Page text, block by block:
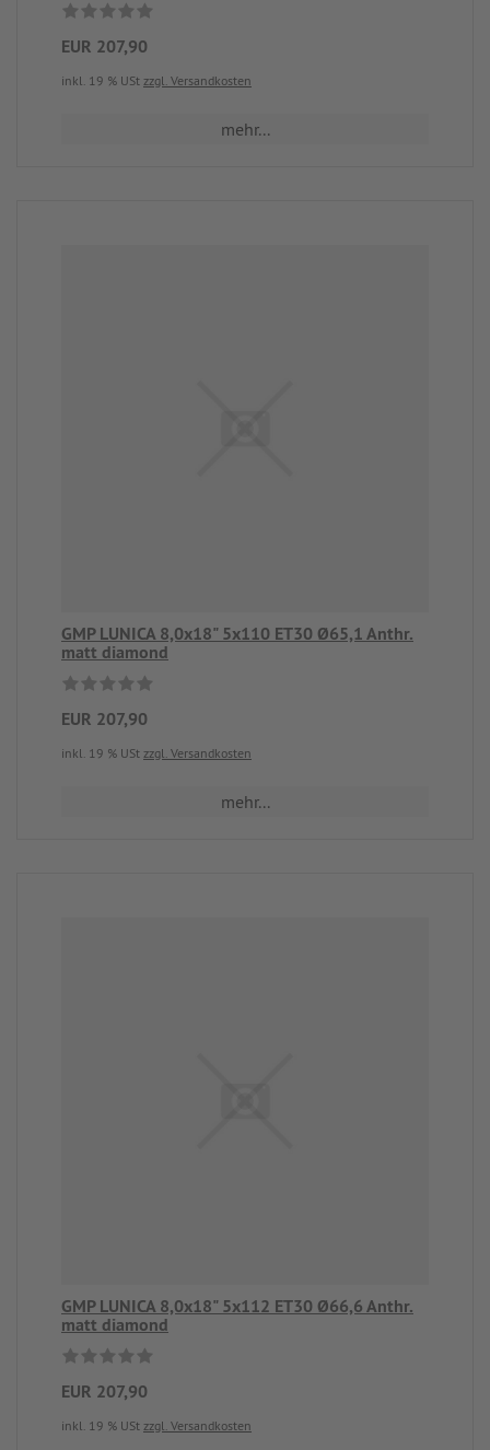
EUR 207,90
inkl. 19 % USt zzgl. Versandkosten
mehr...
GMP LUNICA 8,0x18" 5x110 ET30 Ø65,1 Anthr.
matt diamond
EUR 207,90
inkl. 19 % USt zzgl. Versandkosten
mehr...
GMP LUNICA 8,0x18" 5x112 ET30 Ø66,6 Anthr.
matt diamond
EUR 207,90
inkl. 19 % USt zzgl. Versandkosten